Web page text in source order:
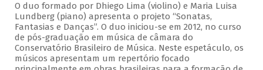
O duo formado por Dhiego Lima (violino) e Maria Luisa
Lundberg (piano) apresenta o projeto “Sonatas,
Fantasias e Danças”. O duo iniciou-se em 2012, no curso
de pós-graduação em música de câmara do
Conservatório Brasileiro de Música. Neste espetáculo, os
músicos apresentam um repertório focado